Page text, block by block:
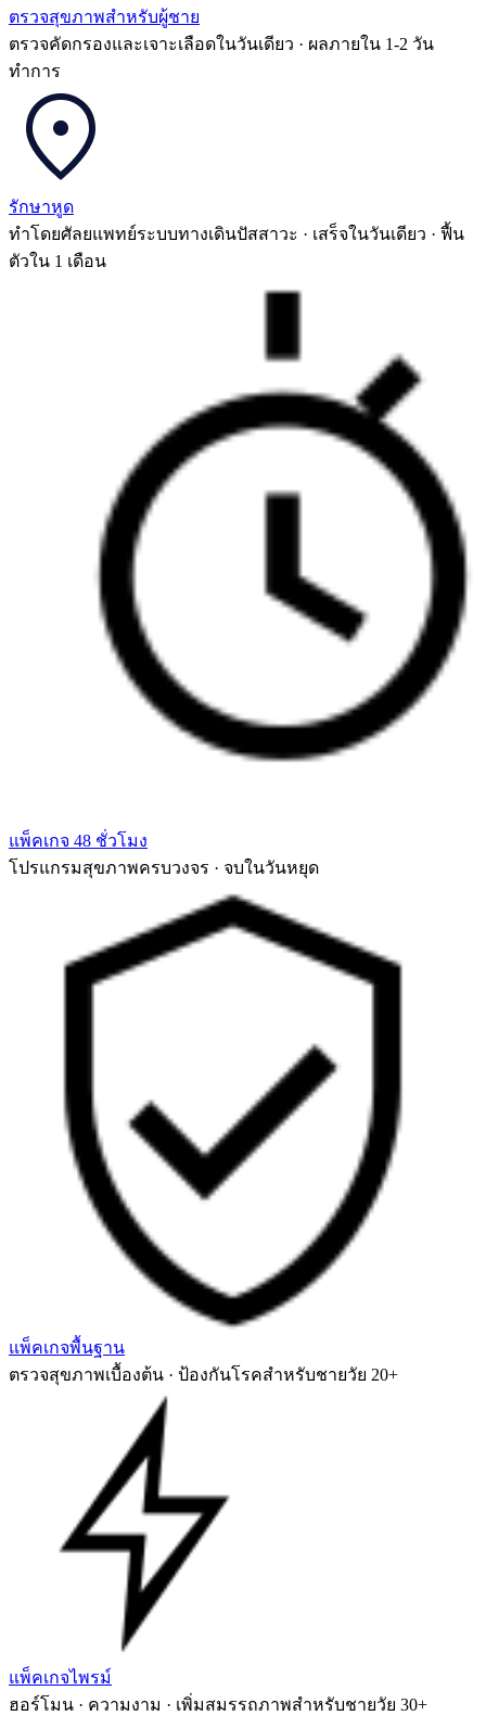
ตรวจสุขภาพสำหรับผู้ชาย
ตรวจคัดกรองและเจาะเลือดในวันเดียว · ผลภายใน 1-2 วัน
ทำการ
รักษาหูด
ทำโดยศัลยแพทย์ระบบทางเดินปัสสาวะ · เสร็จในวันเดียว · ฟื้น
ตัวใน 1 เดือน
แพ็คเกจ 48 ชั่วโมง
โปรแกรมสุขภาพครบวงจร · จบในวันหยุด
แพ็คเกจพื้นฐาน
ตรวจสุขภาพเบื้องต้น · ป้องกันโรคสำหรับชายวัย 20+
แพ็คเกจไพรม์
ฮอร์โมน · ความงาม · เพิ่มสมรรถภาพสำหรับชายวัย 30+